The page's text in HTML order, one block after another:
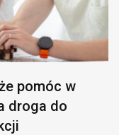
pomóc w
droga do